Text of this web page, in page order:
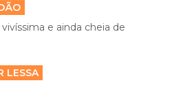
vivíssima e ainda cheia de
LESSA